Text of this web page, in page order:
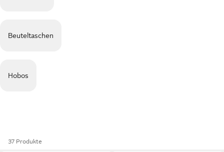
Beuteltaschen
Hobos
37 Produkte